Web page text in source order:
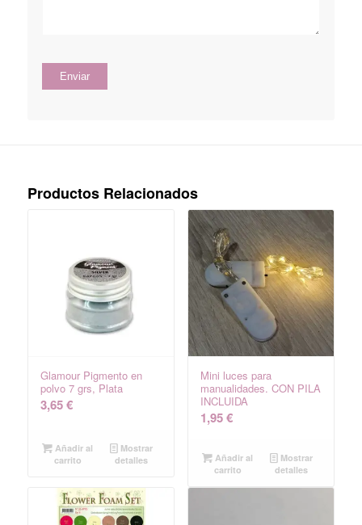
Productos Relacionados
Glamour Pigmento en
polvo 7 grs, Plata
3,65€
Añadir al
carrito
Mostrar
detalles
Mini luces para
manualidades. CON PILA
INCLUIDA
1,95€
Añadir al
carrito
Mostrar
detalles